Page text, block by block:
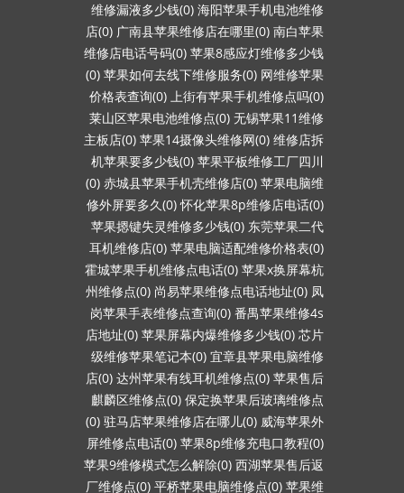
维修漏液多少钱(0) 海阳苹果手机电池维修
店(0) 广南县苹果维修店在哪里(0) 南白苹果
维修店电话号码(0) 苹果8感应灯维修多少钱
(0) 苹果如何去线下维修服务(0) 网维修苹果
价格表查询(0) 上街有苹果手机维修点吗(0)
莱山区苹果电池维修点(0) 无锡苹果11维修
主板店(0) 苹果14摄像头维修网(0) 维修店拆
机苹果要多少钱(0) 苹果平板维修工厂四川
(0) 赤城县苹果手机壳维修店(0) 苹果电脑维
修外屏要多久(0) 怀化苹果8p维修店电话(0)
苹果摁键失灵维修多少钱(0) 东莞苹果二代
耳机维修店(0) 苹果电脑适配维修价格表(0)
霍城苹果手机维修点电话(0) 苹果x换屏幕杭
州维修点(0) 尚易苹果维修点电话地址(0) 凤
岗苹果手表维修点查询(0) 番禺苹果维修4s
店地址(0) 苹果屏幕内爆维修多少钱(0) 芯片
级维修苹果笔记本(0) 宜章县苹果电脑维修
店(0) 达州苹果有线耳机维修点(0) 苹果售后
麒麟区维修点(0) 保定换苹果后玻璃维修点
(0) 驻马店苹果维修店在哪儿(0) 威海苹果外
屏维修点电话(0) 苹果8p维修充电口教程(0)
苹果9维修模式怎么解除(0) 西湖苹果售后返
厂维修点(0) 平桥苹果电脑维修点(0) 苹果维